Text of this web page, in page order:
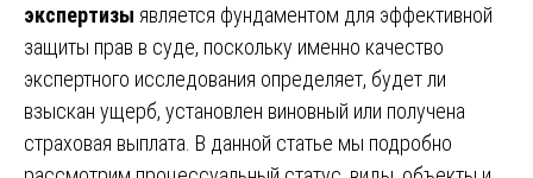
экспертизы является фундаментом для эффективной
защиты прав в суде, поскольку именно качество
экспертного исследования определяет, будет ли
взыскан ущерб, установлен виновный или получена
страховая выплата. В данной статье мы подробно